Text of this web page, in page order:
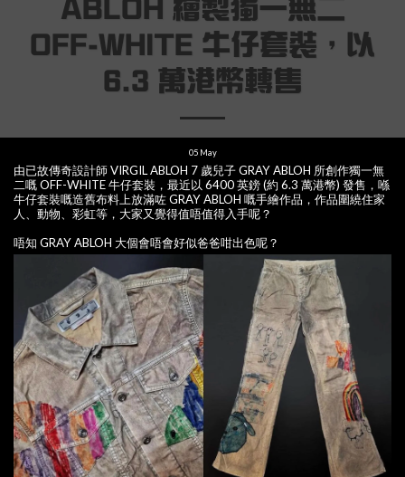
ABLOH 繪製獨一無二
OFF-WHITE 牛仔套裝，以
6.3 萬港幣轉售
05 May
由已故傳奇設計師 VIRGIL ABLOH 7 歲兒子 GRAY ABLOH 所創作獨一無
二嘅 OFF-WHITE 牛仔套裝，最近以 6400 英鎊 (約 6.3 萬港幣) 發售，喺
牛仔套裝嘅造舊布料上放滿咗 GRAY ABLOH 嘅手繪作品，作品圍繞住家
人、動物、彩虹等，大家又覺得值唔值得入手呢？
唔知 GRAY ABLOH 大個會唔會好似爸爸咁出色呢？